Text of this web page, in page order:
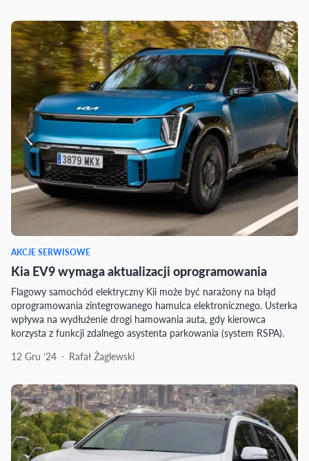
AKCJE SERWISOWE
Kia EV9 wymaga aktualizacji oprogramowania
Flagowy samochód elektryczny Kii może być narażony na błąd
oprogramowania zintegrowanego hamulca elektronicznego. Usterka
wpływa na wydłużenie drogi hamowania auta, gdy kierowca
korzysta z funkcji zdalnego asystenta parkowania (system RSPA).
12 Gru ‘24
Rafał Żaglewski